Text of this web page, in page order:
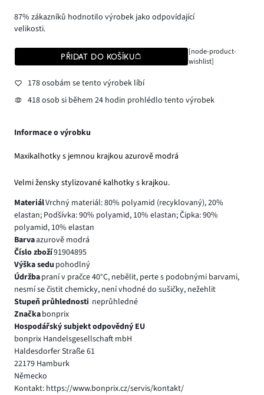
87% zákazníků hodnotilo výrobek jako odpovídající
velikosti.
PŘIDAT DO KOŠÍKU
[node-product-
wishlist]
178 osobám se tento výrobek líbí
418 osob si během 24 hodin prohlédlo tento výrobek
Informace o výrobku
Maxikalhotky s jemnou krajkou azurově modrá
Velmi žensky stylizované kalhotky s krajkou.
MateriálVrchný materiál: 80% polyamid (recyklovaný), 20%
elastan; Podšívka: 90% polyamid, 10% elastan; Čipka: 90%
polyamid, 10% elastan
Barvaazurově modrá
Číslo zboží91904895
Výška sedu pohodlný
Údržbapraní v pračce 40°C, nebělit, perte s podobnými barvami,
nesmí se čistit chemicky, není vhodné do sušičky, nežehlit
Stupeň průhlednosti neprůhledné
Značkabonprix
Hospodářský subjekt odpovědný EU
bonprix Handelsgesellschaft mbH
Haldesdorfer Straße 61
22179 Hamburk
Německo
Kontakt: https://www.bonprix.cz/servis/kontakt/